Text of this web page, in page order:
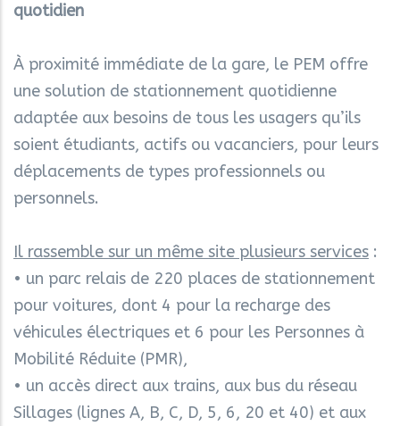
quotidien
À proximité immédiate de la gare, le PEM offre
une solution de stationnement quotidienne
adaptée aux besoins de tous les usagers qu’ils
soient étudiants, actifs ou vacanciers, pour leurs
déplacements de types professionnels ou
personnels.
Il rassemble sur un même site plusieurs services :
• un parc relais de 220 places de stationnement
pour voitures, dont 4 pour la recharge des
véhicules électriques et 6 pour les Personnes à
Mobilité Réduite (PMR),
• un accès direct aux trains, aux bus du réseau
Sillages (lignes A, B, C, D, 5, 6, 20 et 40) et aux